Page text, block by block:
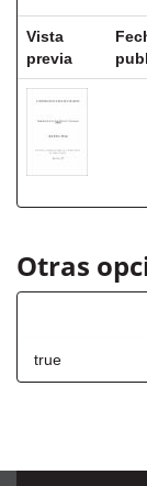
Vista
previa
Otras
true